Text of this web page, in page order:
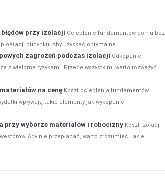
przy izolacji Ocieplenie fundamentów domu bez
budynku. Aby uzyskać optymalne...
zagrożeń podczas izolacji Odkopanie
z wieloma ryzykami. Przede wszystkim, warto rozważyć
na cenę Koszt ocieplenia fundamentów
wpływają takie elementy jak wykopanie
przy wyborze materiałów i robocizny Koszt izolacji
Aby nie przepłacać, warto zrozumieć, jakie